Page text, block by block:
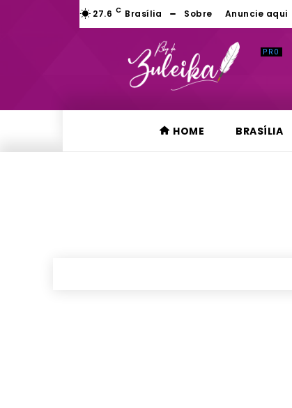
27.6 C Brasília Sobre Anuncie aqui
HOME BRASÍLIA